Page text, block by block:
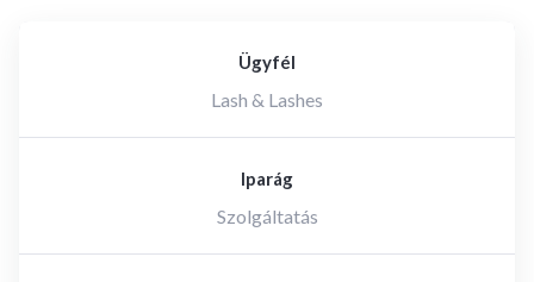
Ügyfél
Lash & Lashes
Iparág
Szolgáltatás